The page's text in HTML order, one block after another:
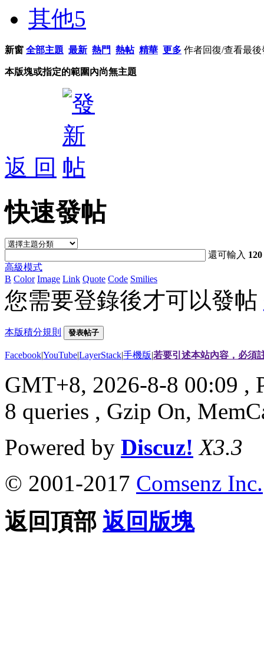
其他5
新窗 全部主題 最新 熱門 熱帖 精華 更多 作者回復/查看最後
本版塊或指定的範圍內尚無主題
返 回
快速發帖
還可輸入 120
高級模式
B Color Image Link Quote Code Smilies
您需要登錄後才可以發帖
本版積分規則 發表帖子
Facebook|YouTube|LayerStack|手機版|若要引述本站內容，必須
GMT+8, 2026-8-8 00:09 ,
8 queries , Gzip On,
Powered by Discuz! X3.3
© 2001-2017 Comsenz Inc.
返回頂部 返回版塊